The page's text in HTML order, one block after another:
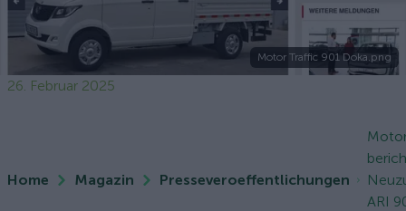
Motor Traffic 901 Doka.png
26. Februar 2025
Home Magazin Presseveroeffentlichungen
ARI